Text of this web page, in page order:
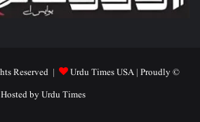
© Copyright 2026, All Rights Reserved |
Urdu Times USA| Proudly
Hosted byUrdu Times